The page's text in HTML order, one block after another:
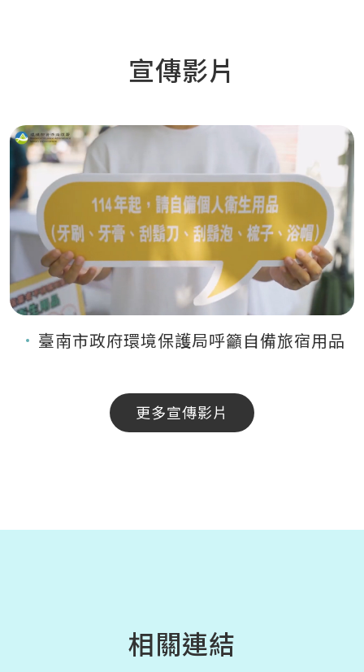
宣傳影片
臺南市政府環境保護局呼籲自備旅宿用品
更多宣傳影片
相關連結